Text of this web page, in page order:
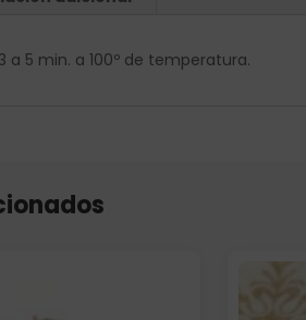
a 5 min. a 100º de temperatura.